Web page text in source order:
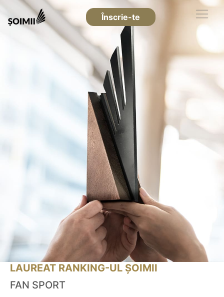
Înscrie-te
LAUREAT RANKING-UL ȘOIMII
FAN SPORT